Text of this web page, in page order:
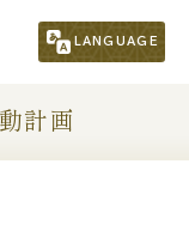
LANGUAGE
計画